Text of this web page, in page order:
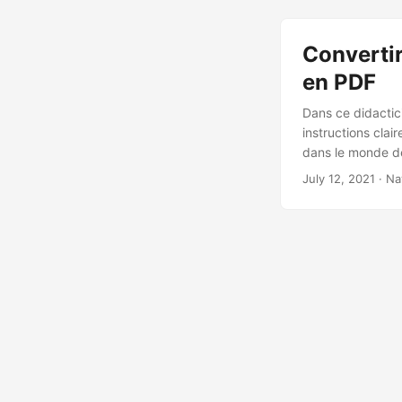
en PDF
Dans ce
instructions
dans le monde
July 12, 2021 ·